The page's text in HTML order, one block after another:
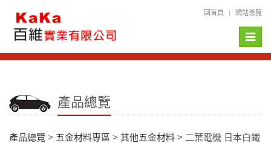
回首頁 網站導覽
Toggle
產品總覽
產品總覽 > 五金材料專區 > 其他五金材料 > 二葉電機 日本白鐵